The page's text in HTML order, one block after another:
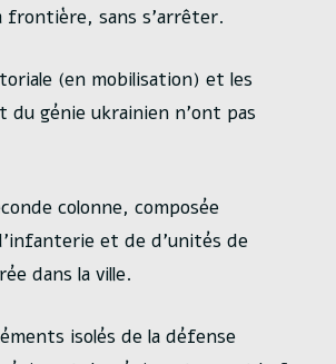
frontière, sans s’arrêter.
(en mobilisation) et les
génie ukrainien n’ont pas
colonne, composée
et de d’unités de
dans la ville.
isolés de la défense